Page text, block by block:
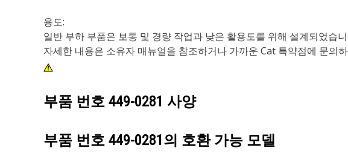
용도:
일반 부하 부품은 보통 및 경량 작업과 낮은 활용도를 위해 설계되었습
자세한 내용은 소유자 매뉴얼을 참조하거나 가까운 Cat 특약점에 문의
부품 번호 449-0281 사양
부품 번호 449-0281 의 호환 가능 모델